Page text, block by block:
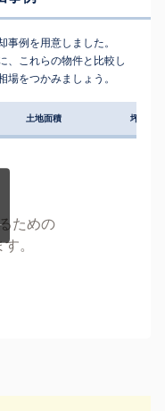
例を用意しました。
、これらの物件と比較し
をつかみましょう。
土地面積 坪単価
ための
。